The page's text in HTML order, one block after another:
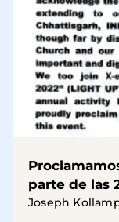
parte de las
Joseph